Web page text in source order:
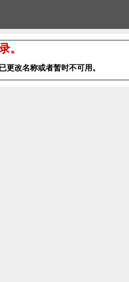
。
更改名称或者暂时不可用。